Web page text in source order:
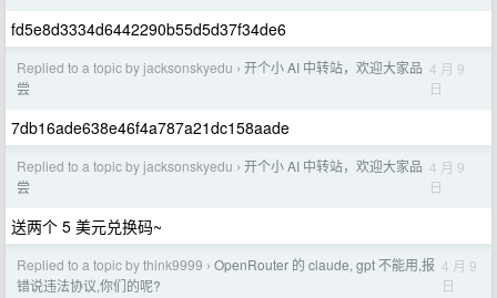
fd5e8d3334d6442290b55d5d37f34de6
Replied to a topic by jacksonskyedu › 开个小 AI 中转站，欢迎大家品
尝
4 月 9
日
7db16ade638e46f4a787a21dc158aade
Replied to a topic by jacksonskyedu › 开个小 AI 中转站，欢迎大家品
尝
4 月 9
日
送两个 5 美元兑换码~
Replied to a topic by think9999 › OpenRouter 的 claude, gpt 不能用,报
错说违法协议,你们的呢?
4 月 9
日